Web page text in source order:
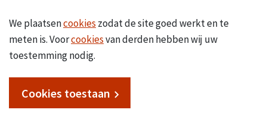
We plaatsencookies zodat de site goed werkt en te
meten is. Voorcookiesvan derden hebben wij uw
toestemming nodig.
Cookies toestaan